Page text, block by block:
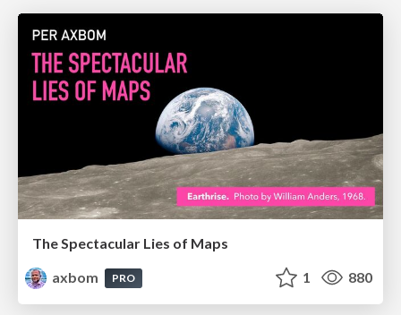
The Spectacular Lies of Maps
axbom
PRO 1 880